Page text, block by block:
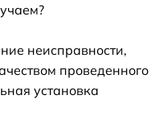
неисправности,
проведенного
установка